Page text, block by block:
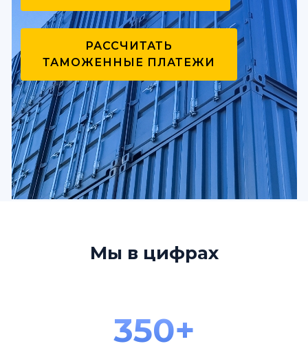
РАССЧИТАТЬ
ТАМОЖЕННЫЕ ПЛАТЕЖИ
Мы в цифрах
350+